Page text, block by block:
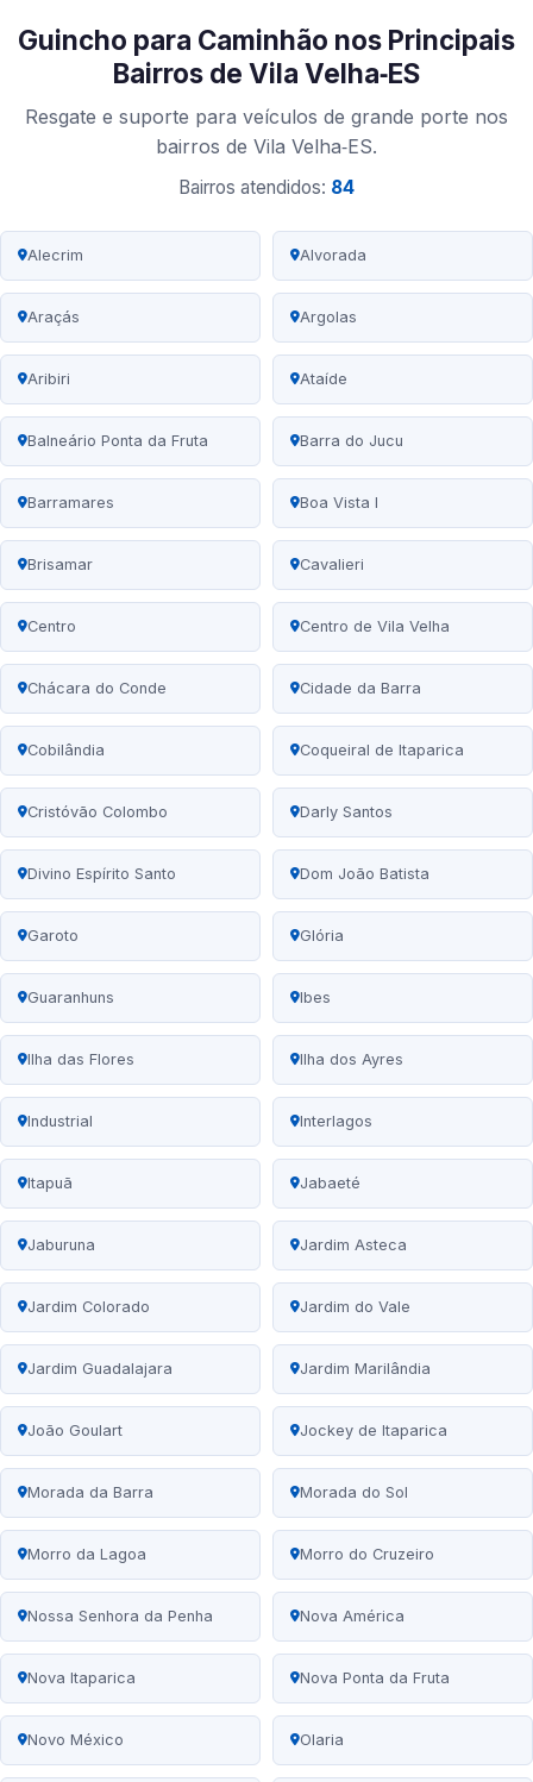
Guincho para Caminhão nos Principais
Bairros de Vila Velha‑ES
Resgate e suporte para veículos de grande porte nos
bairros de Vila Velha‑ES.
Bairros atendidos: 84
Alecrim Alvorada
Araçás Argolas
Aribiri Ataíde
Balneário Ponta da Fruta Barra do Jucu
Barramares Boa Vista I
Brisamar Cavalieri
Centro Centro de Vila Velha
Chácara do Conde Cidade da Barra
Cobilândia Coqueiral de Itaparica
Cristóvão Colombo Darly Santos
Divino Espírito Santo Dom João Batista
Garoto Glória
Guaranhuns Ibes
Ilha das Flores Ilha dos Ayres
Industrial Interlagos
Itapuã Jabaeté
Jaburuna Jardim Asteca
Jardim Colorado Jardim do Vale
Jardim Guadalajara Jardim Marilândia
João Goulart Jockey de Itaparica
Morada da Barra Morada do Sol
Morro da Lagoa Morro do Cruzeiro
Nossa Senhora da Penha Nova América
Nova Itaparica Nova Ponta da Fruta
Novo México Olaria